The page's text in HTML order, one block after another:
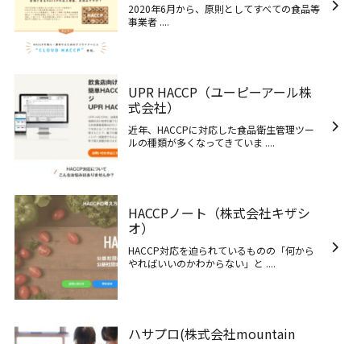
2020年6月から、原則としてすべての食品等
事業者 ....
UPR HACCP（ユーピーアール株
式会社）
近年、HACCPに対応した食品衛生管理ツー
ルの種類が多くなってきていま ....
HACCPノート（株式会社キザシ
オ）
HACCP対応を迫られているものの「何から
やればいいのかわからない」と ....
ハサプロ(株式会社mountain